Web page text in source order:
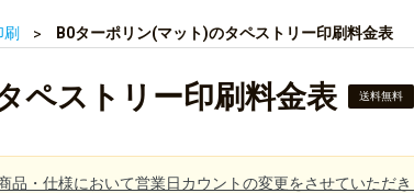
B0ターポリン(マット)のタペストリー印刷料金表
ペストリー印刷料金表 送料無料
品・仕様において営業日カウントの変更をさせていただ